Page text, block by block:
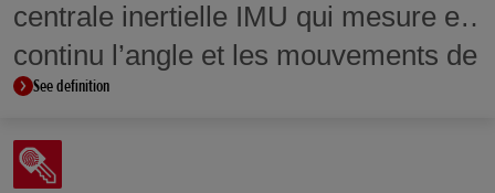
centrale inertielle IMU qui mesure en
continu l’angle et les mouvements de
la moto sur ses axes de lacet, de
roulis et de tangage. Ces
informations servent ensuite à
See definition